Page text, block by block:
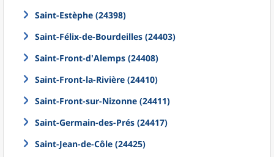
Saint-Estèphe (24398)
Saint-Félix-de-Bourdeilles (24403)
Saint-Front-d'Alemps (24408)
Saint-Front-la-Rivière (24410)
Saint-Front-sur-Nizonne (24411)
Saint-Germain-des-Prés (24417)
Saint-Jean-de-Côle (24425)